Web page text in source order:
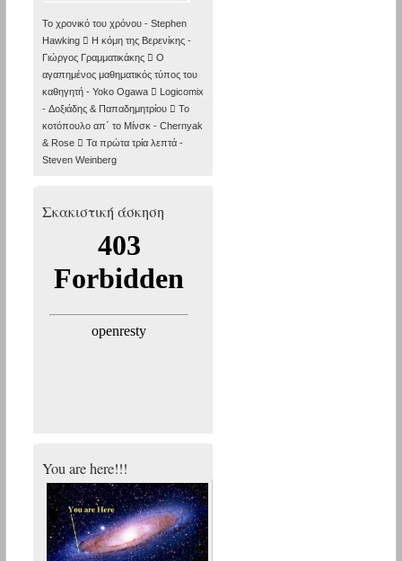
Το χρονικό του χρόνου - Stephen
Hawking  Η κόμη της Βερενίκης -
Γιώργος Γραμματικάκης  Ο
αγαπημένος μαθηματικός τύπος του
καθηγητή - Yoko Ogawa  Logicomix
- Δοξιάδης & Παπαδημητρίου  Το
κοτόπουλο απ΄ το Μίνσκ - Chernyak
& Rose  Τα πρώτα τρία λεπτά -
Steven Weinberg
Σκακιστική άσκηση
You are here!!!